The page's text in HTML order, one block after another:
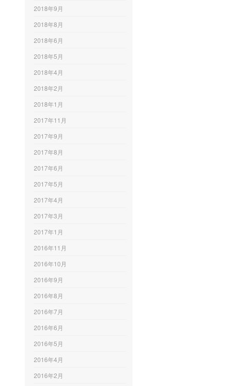
2018年9月
2018年8月
2018年6月
2018年5月
2018年4月
2018年2月
2018年1月
2017年11月
2017年9月
2017年8月
2017年6月
2017年5月
2017年4月
2017年3月
2017年1月
2016年11月
2016年10月
2016年9月
2016年8月
2016年7月
2016年6月
2016年5月
2016年4月
2016年2月